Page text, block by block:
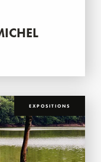
EXPOSITIONS